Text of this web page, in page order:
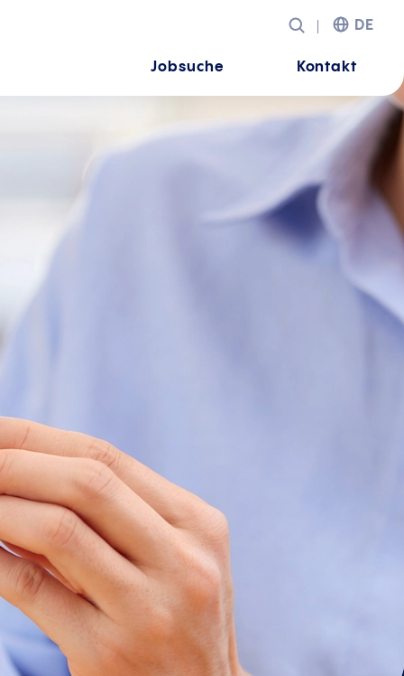
DE
Jobsuche Kontakt